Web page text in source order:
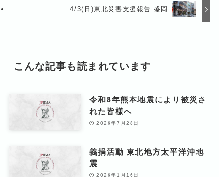
4/3(日)東北災害支援報告 盛岡
こんな記事も読まれています
令和8年熊本地震により被災さ
れた皆様へ
2026年7月28日
義捐活動 東北地方太平洋沖地
震
2026年1月16日